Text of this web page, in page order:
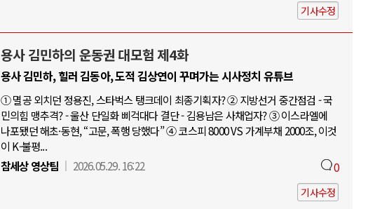
기사수정
용사 김민하의 운동권 대모험 제4화
용사 김민하, 힐러 김동아, 도적 김상연이 꾸며가는 시사정치 유튜브
① 멸공 외치던 정용진, 스타벅스 탱크데이 최종기획자? ② 지방선거 중간점검 - 국
민의힘 맹추격? - 울산 단일화 삐걱대다 결단 - 김용남은 사채업자? ③ 이스라엘에
나포됐던 해초·동현, “고문, 폭행 당했다” ④ 코스피 8000 VS 가계부채 2000조, 이것
이 K-불평...
참세상 영상팀
2026.05.29. 16:22 0
기사수정